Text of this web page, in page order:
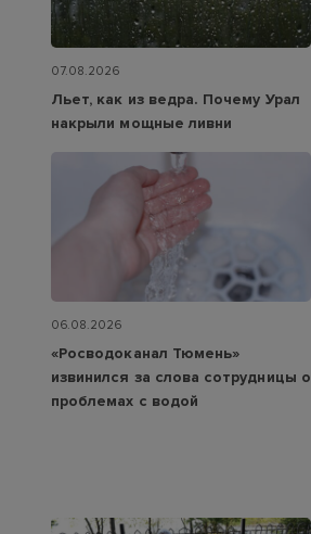
07.08.2026
Льет, как из ведра. Почему Урал
накрыли мощные ливни
06.08.2026
«Росводоканал Тюмень»
извинился за слова сотрудницы о
проблемах с водой